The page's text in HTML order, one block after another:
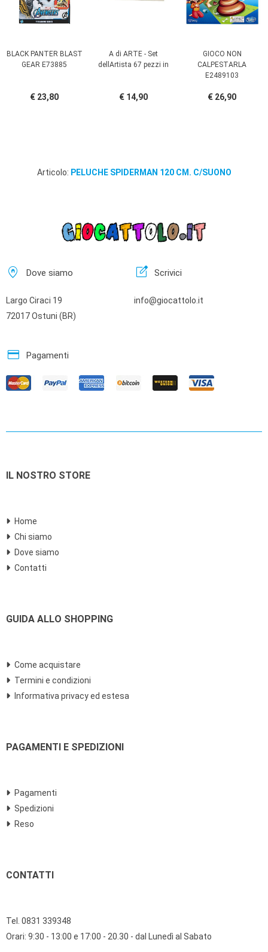
BLACK PANTER BLAST
GEAR E73885
€ 23,80
A di ARTE - Set
dellArtista 67 pezzi in
€ 14,90
GIOCO NON
CALPESTARLA
E2489103
€ 26,90
Articolo: PELUCHE SPIDERMAN 120 CM. C/SUONO
home_pin Dove siamo
Largo Ciraci 19
72017 Ostuni (BR)
edit_square Scrivici
info@giocattolo.it
credit_card Pagamenti
IL NOSTRO STORE
Home
Chi siamo
Dove siamo
Contatti
GUIDA ALLO SHOPPING
Come acquistare
Termini e condizioni
Informativa privacy ed estesa
PAGAMENTI E SPEDIZIONI
Pagamenti
Spedizioni
Reso
CONTATTI
Tel. 0831 339348
Orari: 9:30 - 13:00 e 17:00 - 20.30 - dal Lunedì al Sabato